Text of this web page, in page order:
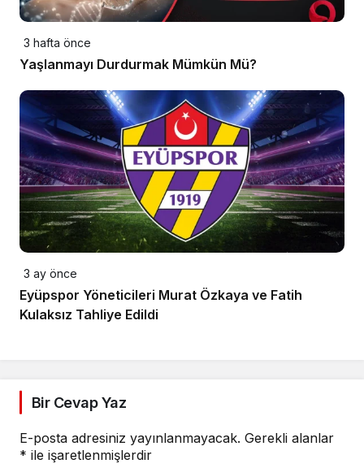
3 hafta önce
Yaşlanmayı Durdurmak Mümkün Mü?
3 ay önce
Eyüpspor Yöneticileri Murat Özkaya ve Fatih
Kulaksız Tahliye Edildi
Bir Cevap Yaz
E-posta adresiniz yayınlanmayacak. Gerekli alanlar
* ile işaretlenmişlerdir